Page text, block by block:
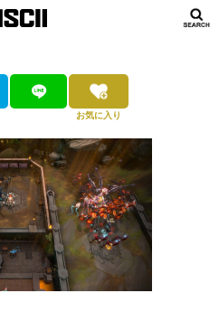
お気に入り